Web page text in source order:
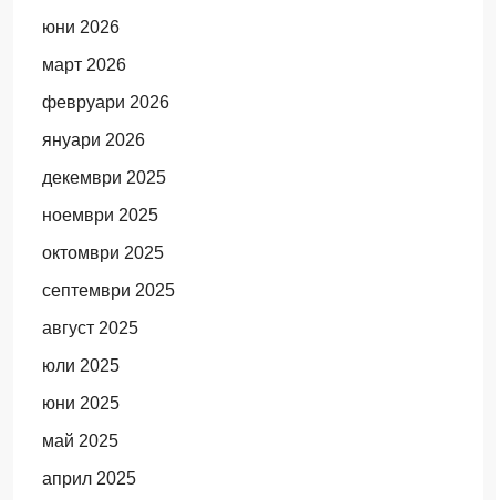
юни 2026
март 2026
февруари 2026
януари 2026
декември 2025
ноември 2025
октомври 2025
септември 2025
август 2025
юли 2025
юни 2025
май 2025
април 2025